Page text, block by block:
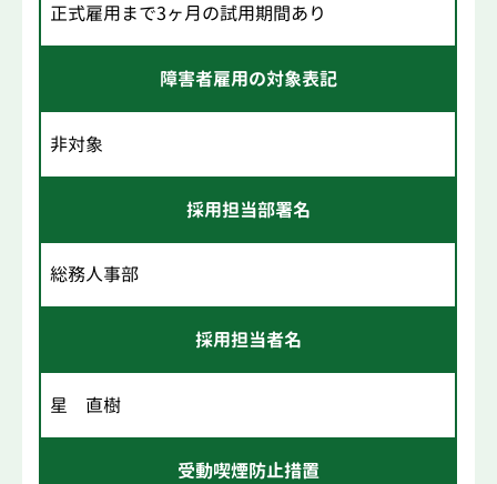
正式雇用まで3ヶ月の試用期間あり
障害者雇用の対象表記
非対象
採用担当部署名
総務人事部
採用担当者名
星 直樹
受動喫煙防止措置